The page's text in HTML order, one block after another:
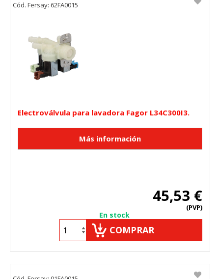
Electroválvula para lavadora Fagor L34C300I3.
45,53 €
(PVP)
En stock
COMPRAR
Cód. Fersay: 62FA0015